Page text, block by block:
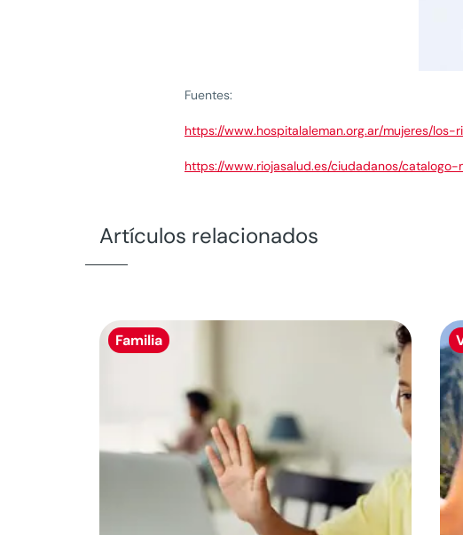
Fuentes:
https://www.hospitalaleman.org.ar/mujeres/
https://www.riojasalud.es/ciudadanos/
Artículos relacionados
Familia